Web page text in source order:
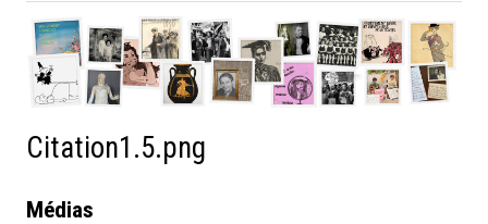
Citation1.5.png
Médias